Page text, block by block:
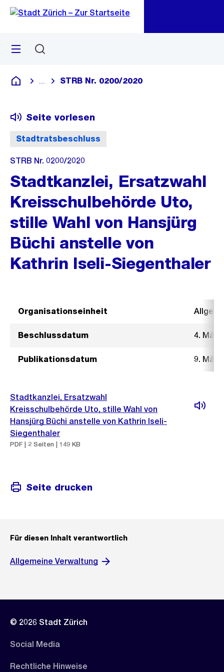
Navigation
Sprunglink
Menü
Deutsch
Blende alle Breadcrumbs ein
STRB Nr. 0200/2020
Stadtratsbeschluss
Seite vorlesen
STRB Nr. 0200/2020
Stadtkanzlei, Ersatzwahl
Kreisschulbehörde Uto,
stille Wahl von Hansjürg
Büchi anstelle von
Kathrin Iseli-Siegenthaler
Organisationseinheit
Beschlussdatum 4. März
Publikationsdatum 9. März
Stadtkanzlei, Ersatzwahl
Kreisschulbehörde Uto, stille Wahl von
Hansjürg Büchi anstelle von Kathrin Iseli-
Siegenthaler
PDF | 2 Seiten | 149 KB
Seite drucken
Für diesen Inhalt verantwortlich
Allgemeine Verwaltung
© 2026 Stadt Zürich
Social Media
Rechtliche Hinweise